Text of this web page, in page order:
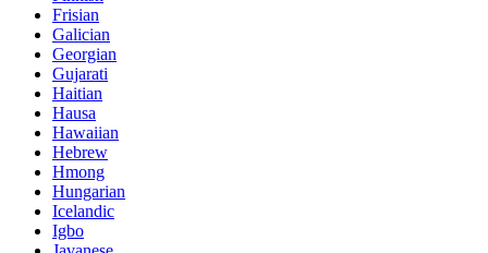
Frisian
Galician
Georgian
Gujarati
Haitian
Hausa
Hawaiian
Hebrew
Hmong
Hungarian
Icelandic
Igbo